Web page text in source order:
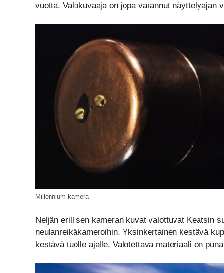
vuotta. Valokuvaaja on jopa varannut näyttelyajan
Millennium-kamera
Neljän erillisen kameran kuvat valottuvat Keatsin
neulanreikäkameroihin. Yksinkertainen kestävä
kestävä tuolle ajalle. Valotettava materiaali on